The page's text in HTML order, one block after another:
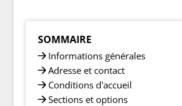
SOMMAIRE
Informations générales
Adresse et contact
Conditions d'accueil
Sections et options